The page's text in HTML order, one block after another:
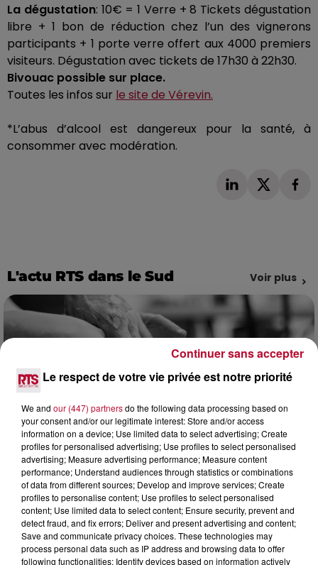
La dégustation: 10€ = 1 Verre + 8 Tickets dégustation
libre + 1 bon de réduction chez l’un des vignerons
participants + 1 porte verre offert aux 4000 premiers
visiteurs. Dégustation avec tickets de 17h30 à 22h30.
Bivouac possible sur place.
Toutes les infos sur le site de Vérevin.
*L’abus d’alcool est dangereux pour la santé, à
consommer avec modération.
L'actu RTS dans le Sud Voir plus
8 août 2026
OCCITANIE : CET ÉTÉ, LA CRÉATION S'EXPOSE
DANS LES ATELIERS D'ARTISANS
Marre des plages bondées et des visites au pas de charge
? La Chambre de Métiers et de l’Artisanat Occitanie
Le respect de votre vie privée est notre priorité
We and our (447) partnersdo the following data processing based on
your consent and/or our legitimate interest: Store and/or access
information on a device; Use limited data to select advertising; Create
profiles for personalised advertising; Use profiles to select personalised
advertising; Measure advertising performance; Measure content
performance; Understand audiences through statistics or combinations
of data from different sources; Develop and improve services; Create
profiles to personalise content; Use profiles to select personalised
content; Use limited data to select content; Ensure security, prevent and
detect fraud, and fix errors; Deliver and present advertising and content;
Save and communicate privacy choices. These technologies may
process personal data such as IP address and browsing data to offer
following functionalities: Identify devices based on information actively
Continuer sans accepter